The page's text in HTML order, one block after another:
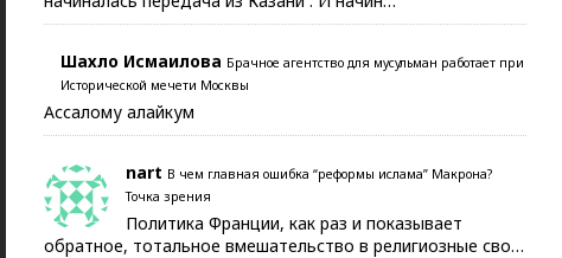
Шахло Исмаилова Брачное агентство для мусульман работает при
Исторической мечети Москвы
Ассалому алайкум
nart В чем главная ошибка “реформы ислама” Макрона?
Точка зрения
Политика Франции, как раз и показывает
обратное, тотальное вмешательство в религиозные сво…